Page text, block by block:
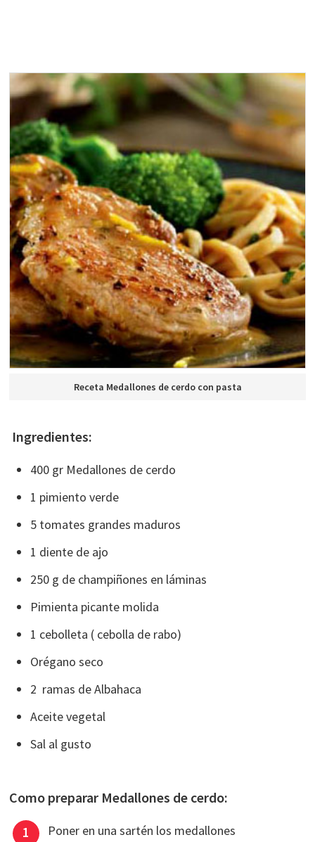
Receta Medallones de cerdo con pasta
Ingredientes:
400 gr Medallones de cerdo
1 pimiento verde
5 tomates grandes maduros
1 diente de ajo
250 g de champiñones en láminas
Pimienta picante molida
1 cebolleta ( cebolla de rabo)
Orégano seco
2 ramas de Albahaca
Aceite vegetal
Sal al gusto
Como preparar Medallones de cerdo:
Poner en una sartén los medallones